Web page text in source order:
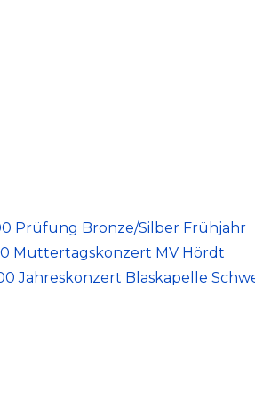
Prüfung Bronze/Silber Frühjahr
Muttertagskonzert MV Hördt
Jahreskonzert Blaskapelle